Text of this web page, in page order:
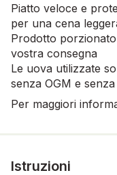
Piatto veloce e
per una cena
Prodotto
vostra consegna
Le uova utilizzate
senza OGM e
Per maggiori
Istruzioni